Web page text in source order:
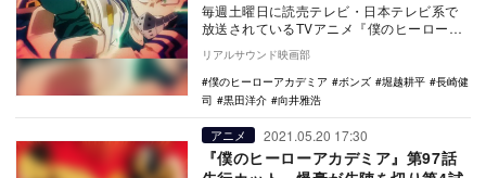
毎週土曜日に読売テレビ・日本テレビ系で
放送されているTVアニメ『僕のヒーローア
カデミア』より、第98話の先行カットが公
開された。…
リアルサウンド映画部
僕のヒーローアカデミア
ボンズ 堀越耕平
長崎健
司
黒田洋介 向井雅浩
アニメ 2021.05.20 17:30
『僕のヒーローアカデミア』第97話